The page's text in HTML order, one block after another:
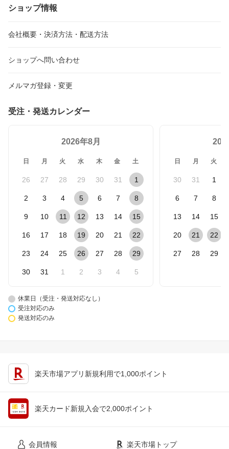
ショップ情報
会社概要・決済方法・配送方法
ショップへ問い合わせ
メルマガ登録・変更
受注・発送カレンダー
2026年8月
日 月 火 水 木 金 土
26 27 28 29 30 31 1
2 3 4 5 6 7 8
9 10 11 12 13 14 15
16 17 18 19 20 21 22
23 24 25 26 27 28 29
30 31 1 2 3 4 5
日 月 火
30 31 1
6 7 8
13 14 15
20 21 22
27 28 29
休業日（受注・発送対応なし）
受注対応のみ
発送対応のみ
楽天市場アプリ新規利用で1,000ポイント
楽天カード新規入会で2,000ポイント
会員情報 楽天市場トップ